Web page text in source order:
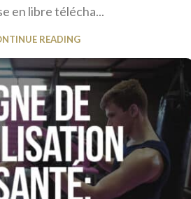
en libre télécha...
READING